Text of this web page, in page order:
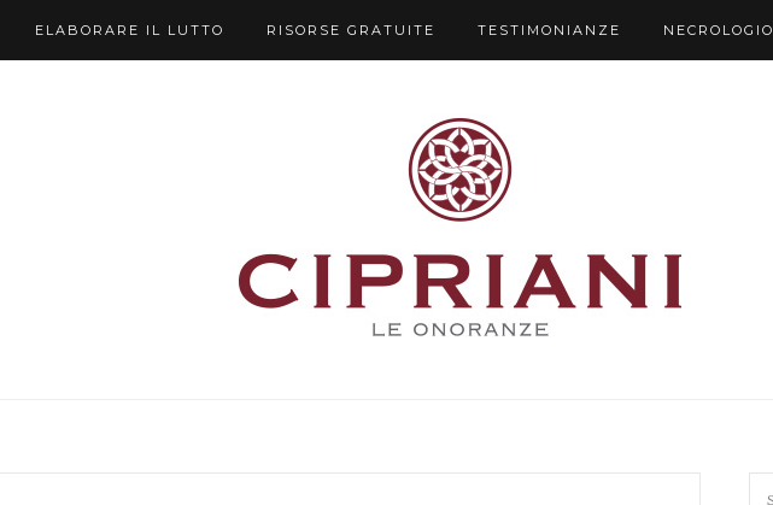
ELABORARE IL LUTTO RISORSE GRATUITE TESTIMONIANZE NECROLOGIO